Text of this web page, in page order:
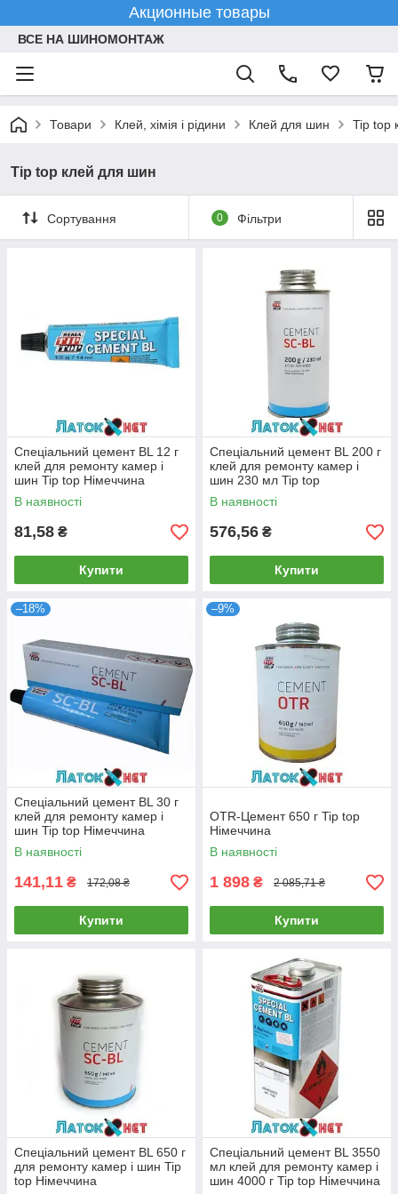
Акционные товары
ВСЕ НА ШИНОМОНТАЖ
Товари Клей, хімія і рідини Клей для шин Tip top
Tip top клей для шин
Сортування 0 Фільтри
Спеціальний цемент BL 12 г
клей для ремонту камер і
шин Tip top Німеччина
В наявності
81,58 ₴
Купити
Спеціальний цемент BL 200 г
клей для ремонту камер і
шин 230 мл Tip top
Німеччина постачається без
пензлика
В наявності
576,56 ₴
Купити
–18%
Спеціальний цемент BL 30 г
клей для ремонту камер і
шин Tip top Німеччина
В наявності
141,11 ₴ 172,08 ₴
Купити
–9%
ОTR-Цемент 650 г Tip top
Німеччина
В наявності
1 898 ₴ 2 085,71 ₴
Купити
Спеціальний цемент BL 650 г
для ремонту камер і шин Tip
top Німеччина
Спеціальний цемент BL 3550
мл клей для ремонту камер і
шин 4000 г Tip top Німеччина